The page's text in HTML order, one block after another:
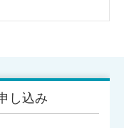
し込み